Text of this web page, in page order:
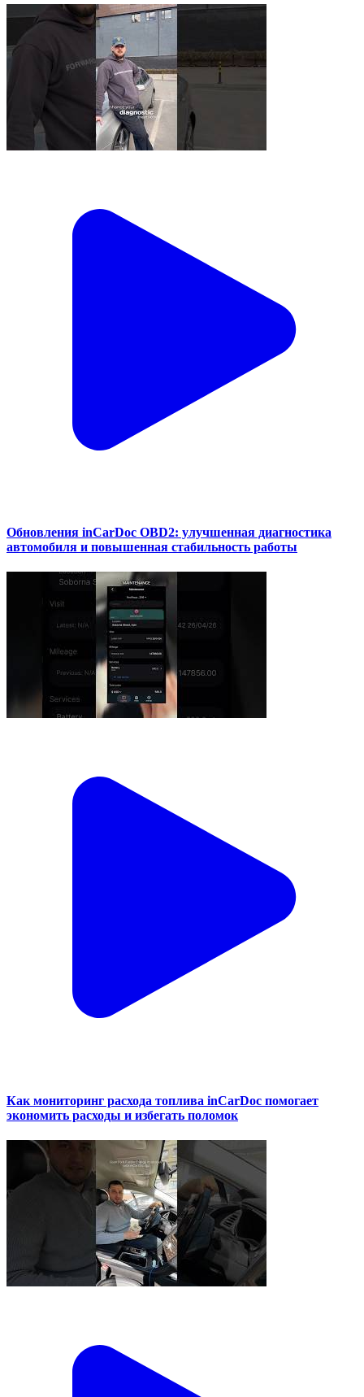
Обновления inCarDoc OBD2: улучшенная диагностика
автомобиля и повышенная стабильность работы
Как мониторинг расхода топлива inCarDoc помогает
экономить расходы и избегать поломок